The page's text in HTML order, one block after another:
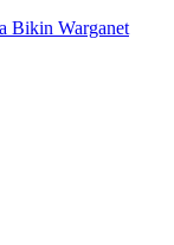
Bikin Warganet